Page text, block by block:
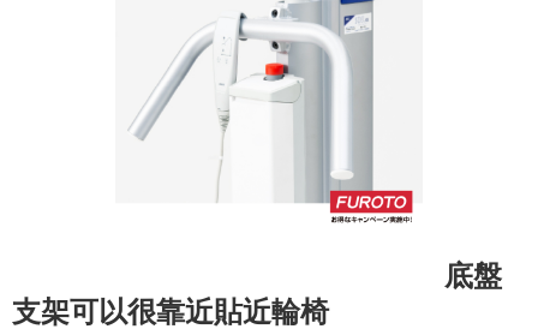
底盤
支架可以很靠近貼近輪椅